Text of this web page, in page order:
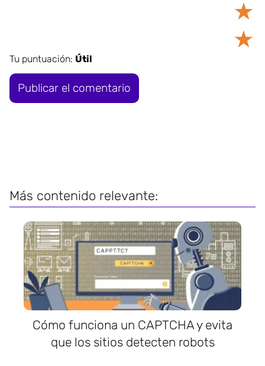
★
★
Tu puntuación: Útil
Más contenido relevante:
Cómo funciona un CAPTCHA y evita
que los sitios detecten robots